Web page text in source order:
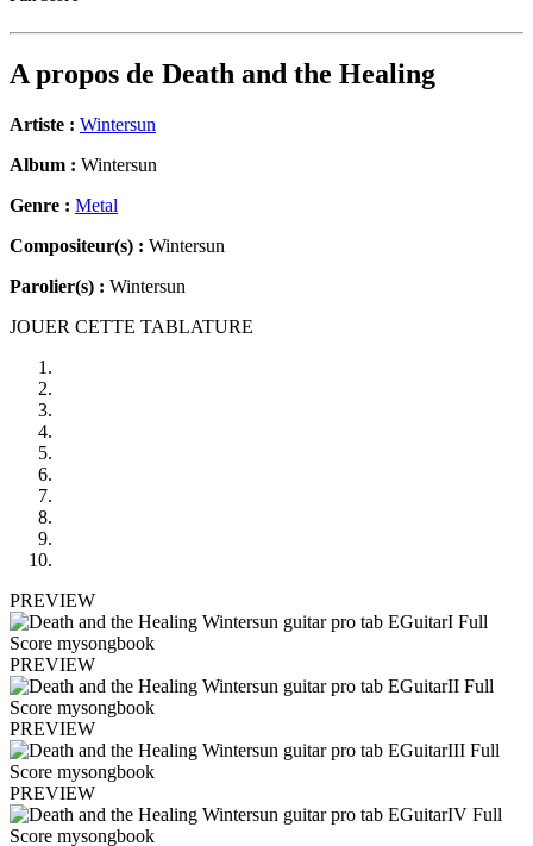
A propos de Death and the Healing
Artiste : Wintersun
Album : Wintersun
Genre : Metal
Compositeur(s) : Wintersun
Parolier(s) : Wintersun
JOUER CETTE TABLATURE
PREVIEW
PREVIEW
PREVIEW
PREVIEW